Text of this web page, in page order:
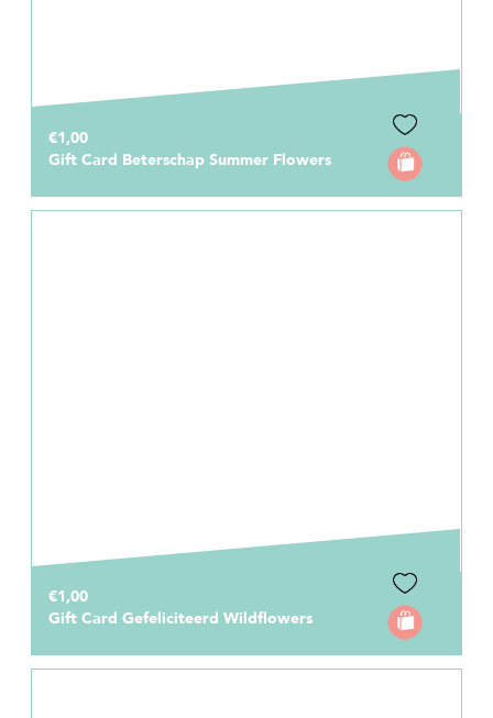
€1,00
Gift Card Beterschap Summer Flowers
€1,00
Gift Card Gefeliciteerd Wildflowers